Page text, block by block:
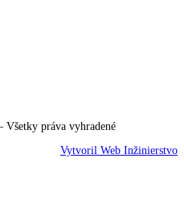
práva vyhradené
Vytvoril Web Inžinierstvo